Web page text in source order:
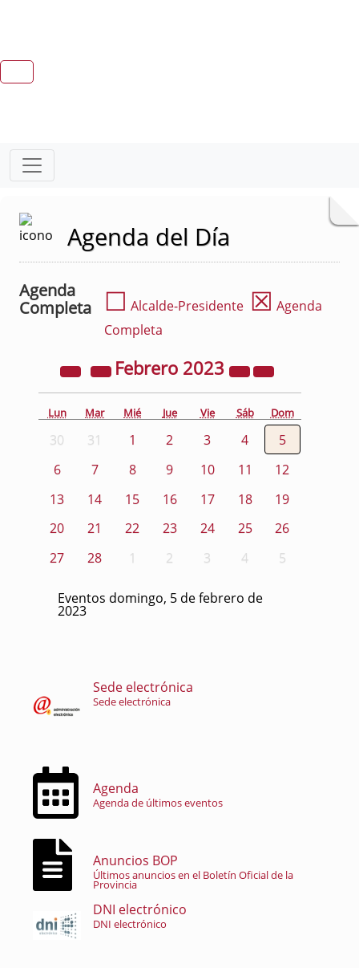
Agenda del Día
Agenda
Completa
☐ Alcalde-Presidente ☒ Agenda
Completa
Febrero 2023
Lun Mar Mié Jue Vie Sáb Dom
30 31 1 2 3 4
5
6
7 8 9 10 11
12
13
14 15 16 17 18
19
20
21 22 23 24 25
26
27
28 1 2 3 4 5
Eventos domingo, 5 de febrero de
2023
Sede electrónica
Sede electrónica
Agenda
Agenda de últimos eventos
Anuncios BOP
Últimos anuncios en el Boletín Oficial de la
Provincia
DNI electrónico
DNI electrónico